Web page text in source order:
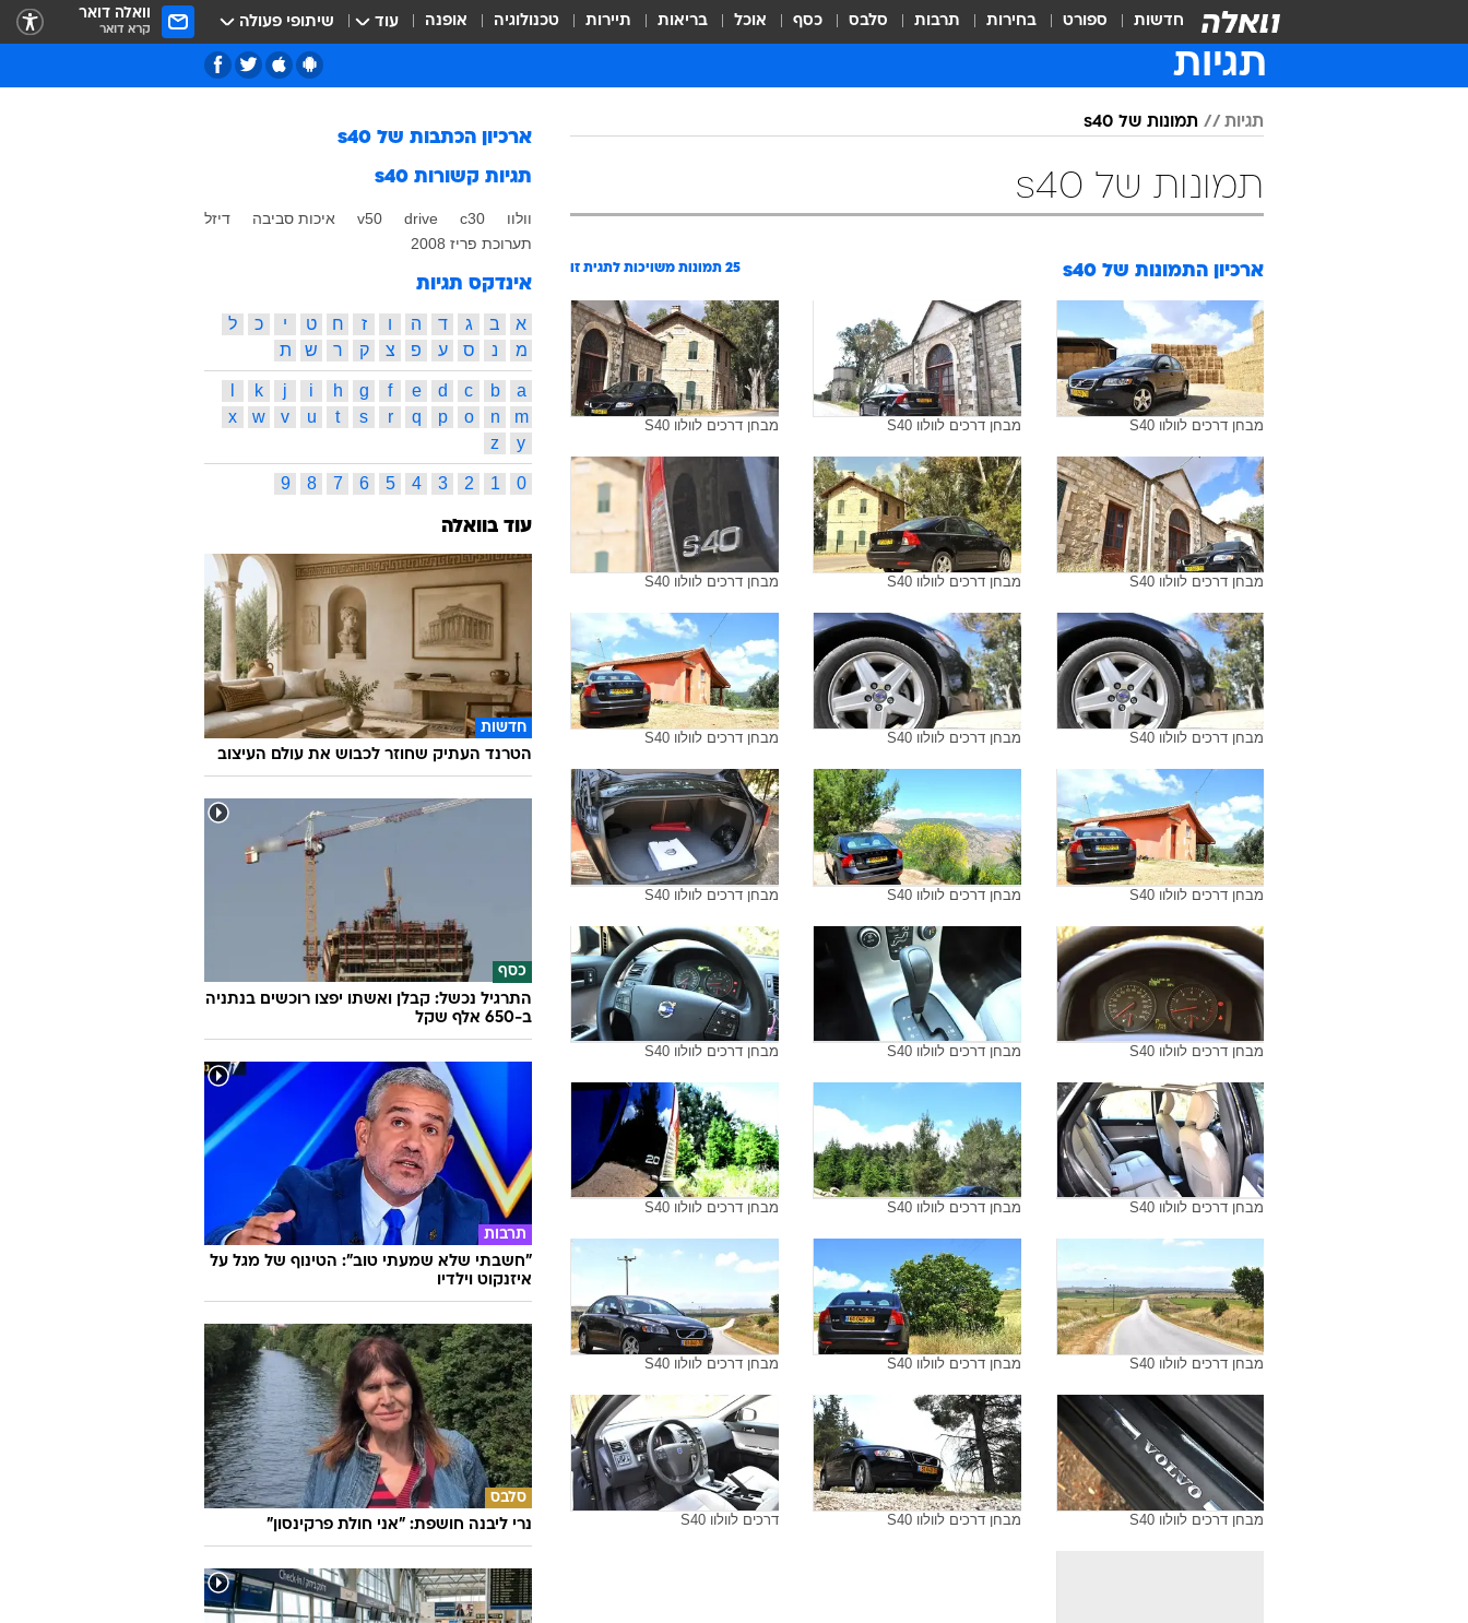
חדשות ספורט בחירות תרבות סלבס כסף אוכל בריאות תיירות טכנולוגיה אופנה עוד שיתופי פעולה וואלה דואר
קרא דואר
תגיות
תגיות תמונות של s40
תמונות של s40
ארכיון התמונות של s40
25 תמונות משויכות לתגית זו
מבחן דרכים לוולוו S40 מבחן דרכים לוולוו S40 מבחן דרכים לוולוו S40
מבחן דרכים לוולוו S40 מבחן דרכים לוולוו S40 מבחן דרכים לוולוו S40
מבחן דרכים לוולוו S40 מבחן דרכים לוולוו S40 מבחן דרכים לוולוו S40
מבחן דרכים לוולוו S40 מבחן דרכים לוולוו S40 מבחן דרכים לוולוו S40
מבחן דרכים לוולוו S40 מבחן דרכים לוולוו S40 מבחן דרכים לוולוו S40
מבחן דרכים לוולוו S40 מבחן דרכים לוולוו S40 מבחן דרכים לוולוו S40
מבחן דרכים לוולוו S40 מבחן דרכים לוולוו S40 מבחן דרכים לוולוו S40
מבחן דרכים לוולוו S40 מבחן דרכים לוולוו S40 דרכים לוולוו S40
ארכיון הכתבות של s40
תגיות קשורות s40
וולוו c30
drive
v50 איכות סביבה
דיזל
תערוכת פריז 2008
אינדקס תגיות
א ב ג ד ה ו ז ח ט י כ
ל
מ
נ ס ע פ צ ק ר ש ת
a
b
c
d
e
f
g
h
i
j
k
m
n
o
p
q
r
s
t
u
v
w
x
y
z
0
1
2
3
4
5
6
7
8
9
עוד בוואלה
חדשות
הטרנד העתיק שחוזר לכבוש את עולם העיצוב
כסף
התרגיל נכשל: קבלן ואשתו יפצו רוכשים בנתניה
ב-650 אלף שקל
תרבות
"חשבתי שלא שמעתי טוב": הטינוף של מגל על
איזנקוט וילדיו
סלבס
נרי ליבנה חושפת: "אני חולת פרקינסון"